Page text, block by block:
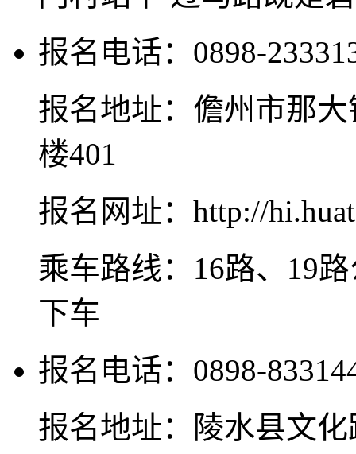
报名电话：0898-
报名地址：儋州市那
楼401
报名网址：http://
乘车路线：16路、19
下车
报名电话：0898-
报名地址：陵水县文